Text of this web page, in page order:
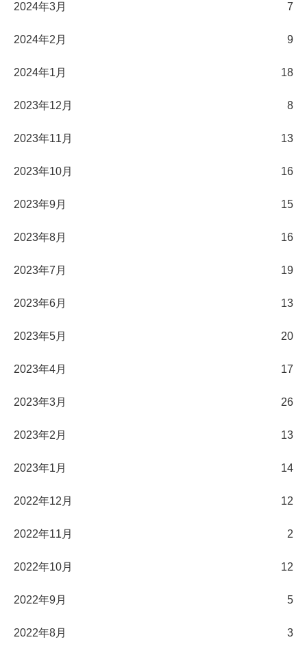
2024年3月 7
2024年2月 9
2024年1月 18
2023年12月 8
2023年11月 13
2023年10月 16
2023年9月 15
2023年8月 16
2023年7月 19
2023年6月 13
2023年5月 20
2023年4月 17
2023年3月 26
2023年2月 13
2023年1月 14
2022年12月 12
2022年11月 2
2022年10月 12
2022年9月 5
2022年8月 3